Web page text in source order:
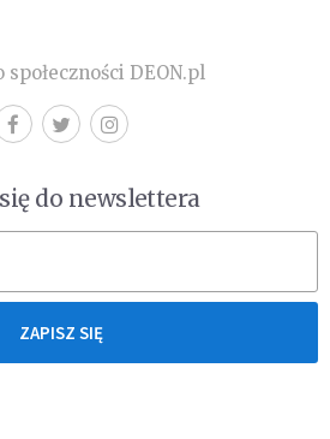
społeczności DEON.pl
do newslettera
ZAPISZ SIĘ